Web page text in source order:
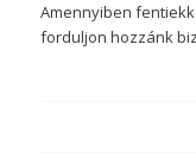
Amennyiben
forduljon hozzánk